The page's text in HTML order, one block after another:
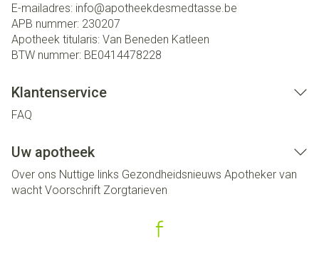
E-mailadres: info@apotheekdesmedtasse.be
APB nummer: 230207
Apotheek titularis: Van Beneden Katleen
BTW nummer: BE0414478228
Klantenservice
FAQ
Uw apotheek
Over ons Nuttige links Gezondheidsnieuws Apotheker van
wacht Voorschrift Zorgtarieven